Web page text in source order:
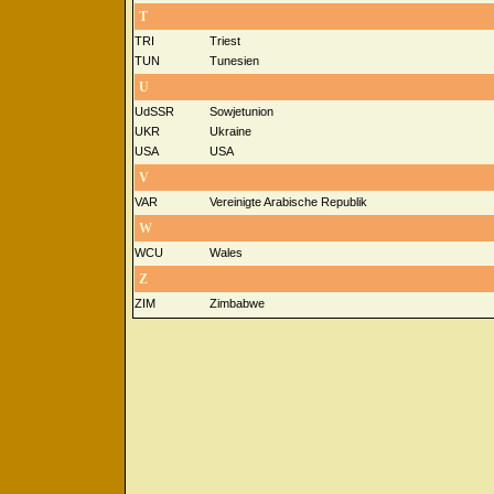
T
TRI
Triest
TUN
Tunesien
U
UdSSR
Sowjetunion
UKR
Ukraine
USA
USA
V
VAR Vereinigte Arabische Republik
W
WCU Wales
Z
ZIM Zimbabwe